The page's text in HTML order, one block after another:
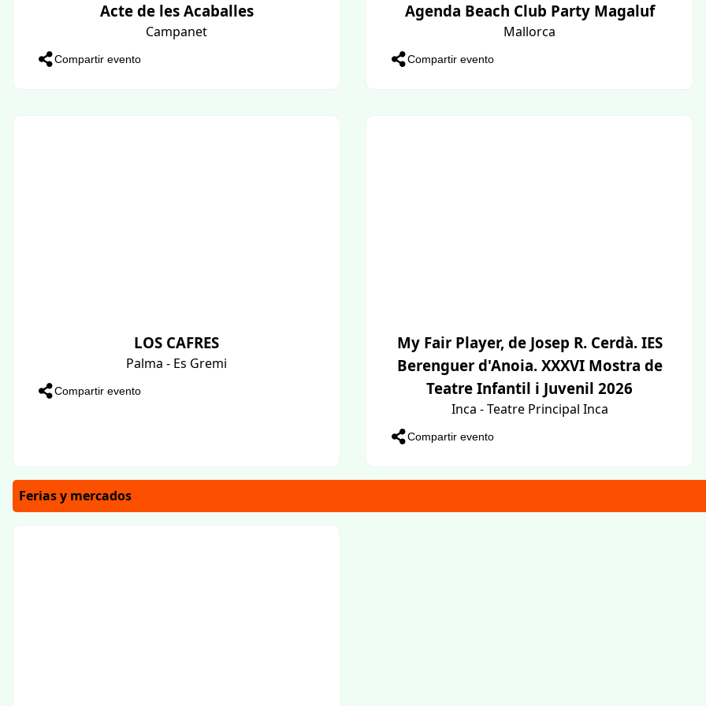
Acte de les Acaballes
Campanet
Compartir evento
Agenda Beach Club Party Magaluf
Mallorca
Compartir evento
LOS CAFRES
Palma - Es Gremi
Compartir evento
My Fair Player, de Josep R. Cerdà. IES
Berenguer d'Anoia. XXXVI Mostra de
Teatre Infantil i Juvenil 2026
Inca - Teatre Principal Inca
Compartir evento
Ferias y mercados